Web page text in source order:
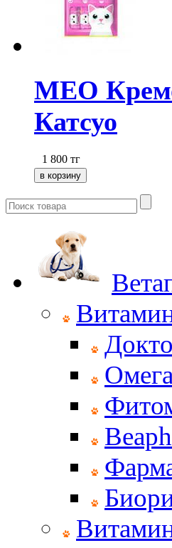
МЕО
Катсуо
1 800 тг